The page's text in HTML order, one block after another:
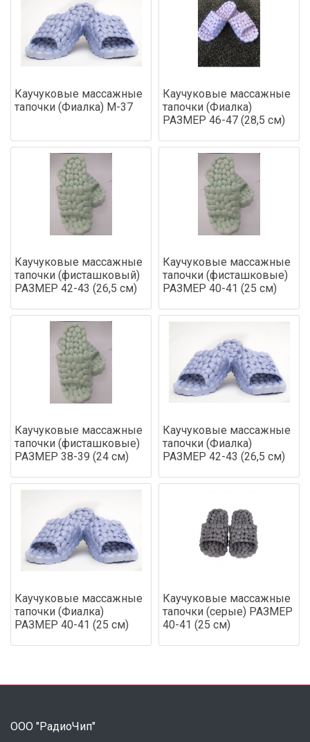
Каучуковые массажные
тапочки (Фиалка) М-37
Каучуковые массажные
тапочки (Фиалка)
РАЗМЕР 46-47 (28,5 см)
Каучуковые массажные
тапочки (фисташковый)
РАЗМЕР 42-43 (26,5 см)
Каучуковые массажные
тапочки (фисташковые)
РАЗМЕР 40-41 (25 см)
Каучуковые массажные
тапочки (фисташковые)
РАЗМЕР 38-39 (24 см)
Каучуковые массажные
тапочки (Фиалка)
РАЗМЕР 42-43 (26,5 см)
Каучуковые массажные
тапочки (Фиалка)
РАЗМЕР 40-41 (25 см)
Каучуковые массажные
тапочки (серые) РАЗМЕР
40-41 (25 см)
ООО "РадиоЧип"